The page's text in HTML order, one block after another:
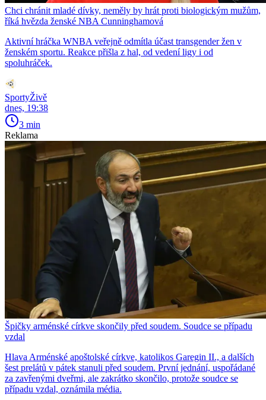
Chci chránit mladé dívky, neměly by hrát proti biologickým mužům,
říká hvězda ženské NBA Cunninghamová
Aktivní hráčka WNBA veřejně odmítla účast transgender žen v
ženském sportu. Reakce přišla z hal, od vedení ligy i od
spoluhráček.
SportyŽivě
dnes, 19:38
3 min
Reklama
Špičky arménské církve skončily před soudem. Soudce se případu
vzdal
Hlava Arménské apoštolské církve, katolikos Garegin II., a dalších
šest prelátů v pátek stanuli před soudem. První jednání, uspořádané
za zavřenými dveřmi, ale zakrátko skončilo, protože soudce se
případu vzdal, oznámila média.